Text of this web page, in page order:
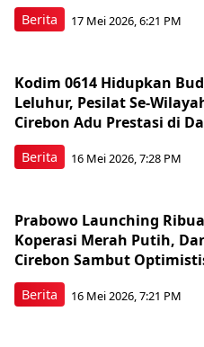
Berita 17 Mei 2026, 6:21 PM
Berita
Kodim 0614 Hidupkan
Leluhur, Pesilat Se-
Cirebon Adu Prestasi di
16 Mei 2026, 7:28 PM
Berita
Prabowo Launching
Koperasi Merah Putih,
Cirebon Sambut
16 Mei 2026, 7:21 PM